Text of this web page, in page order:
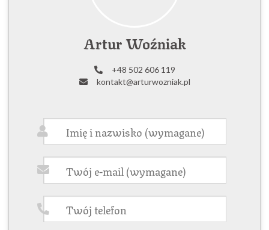
Artur Woźniak
+48 502 606 119
kontakt@arturwozniak.pl